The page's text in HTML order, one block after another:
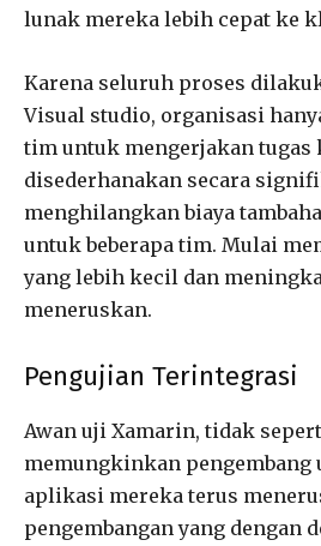
lunak mereka lebih cepat ke
Karena seluruh proses
Visual studio, organisasi
tim untuk mengerjakan tugas
disederhanakan secara
menghilangkan biaya
untuk beberapa tim. Mulai
yang lebih kecil dan
meneruskan.
Pengujian Terintegrasi
Awan uji Xamarin, tidak
memungkinkan pengembang
aplikasi mereka terus
pengembangan yang dengan